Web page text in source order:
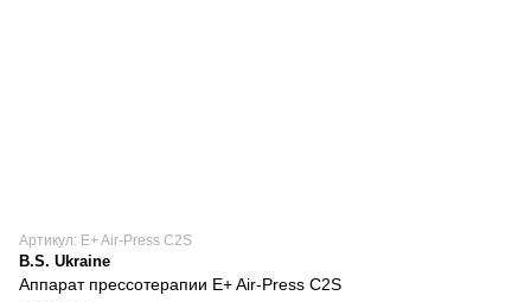
Артикул: E+ Air-Press C2S
B.S. Ukraine
Аппарат прессотерапии E+ Air-Press C2S